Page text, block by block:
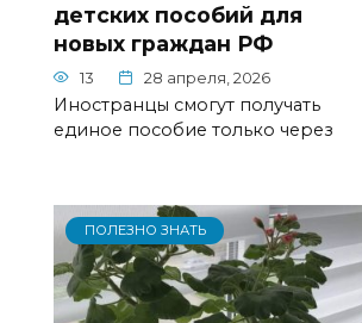
детских пособий для
новых граждан РФ
13 28 апреля, 2026
Иностранцы смогут получать
единое пособие только через
ПОЛЕЗНО ЗНАТЬ